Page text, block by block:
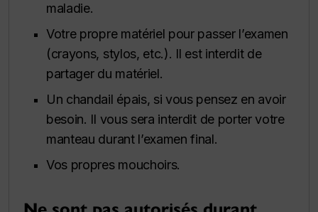
maladie.
Votre propre matériel pour passer l’examen
(crayons, stylos, etc.). Il est interdit de
partager du matériel.
Un chandail épais, si vous pensez en avoir
besoin. Il vous sera interdit de porter votre
manteau durant l’examen final.
Vos propres mouchoirs.